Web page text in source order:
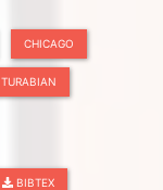
CHICAGO
TURABIAN
BIBTEX